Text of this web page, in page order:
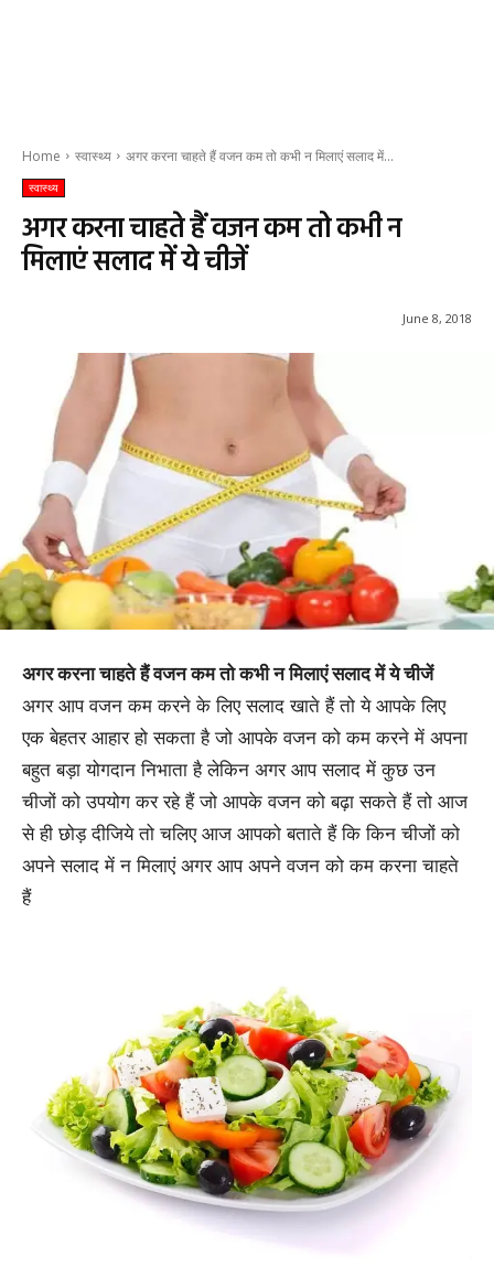
Home स्वास्थ्य अगर करना चाहते हैं वजन कम तो कभी न मिलाएं सलाद में...
स्वास्थ्य
अगर करना चाहते हैं वजन कम तो कभी न
मिलाएं सलाद में ये चीजें
June 8, 2018
अगर करना चाहते हैं वजन कम तो कभी न मिलाएं सलाद में ये चीजें
अगर आप वजन कम करने के लिए सलाद खाते हैं तो ये आपके लिए
एक बेहतर आहार हो सकता है जो आपके वजन को कम करने में अपना
बहुत बड़ा योगदान निभाता है लेकिन अगर आप सलाद में कुछ उन
चीजों को उपयोग कर रहे हैं जो आपके वजन को बढ़ा सकते हैं तो आज
से ही छोड़ दीजिये तो चलिए आज आपको बताते हैं कि किन चीजों को
अपने सलाद में न मिलाएं अगर आप अपने वजन को कम करना चाहते
हैं